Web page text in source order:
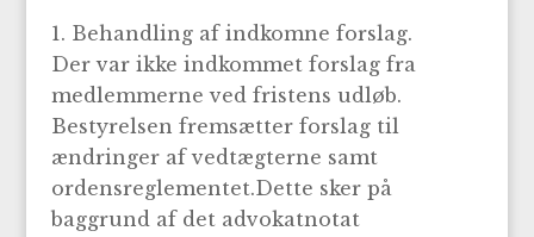
Behandling af indkomne forslag.
Der var ikke indkommet forslag fra
medlemmerne ved fristens udløb.
Bestyrelsen fremsætter forslag til
ændringer af vedtægterne samt
ordensreglementet.Dette sker på
baggrund af det advokatnotat